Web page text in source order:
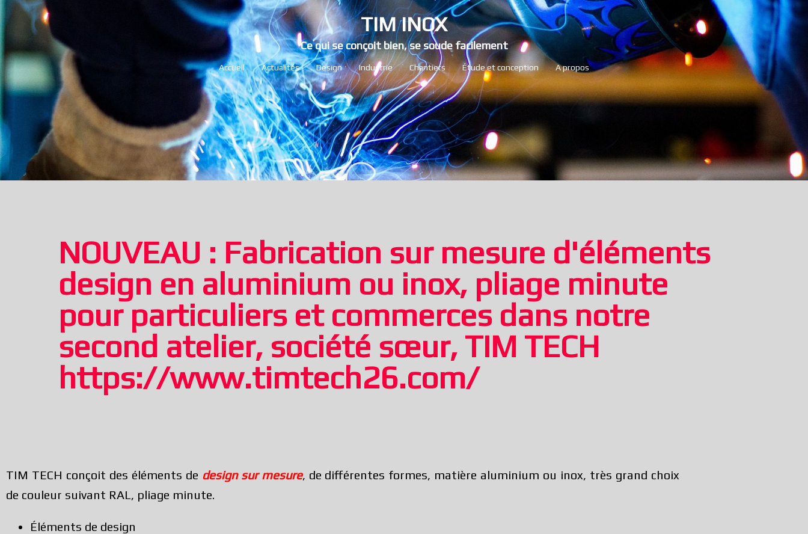
TIM INOX
Ce qui se conçoit bien, se soude facilement
Accueil Actualités Design Industrie Chantiers Étude et conception A propos
NOUVEAU : Fabrication sur mesure d'éléments
design en aluminium ou inox, pliage minute
pour particuliers et commerces dans notre
second atelier, société sœur, TIM TECH
https://www.timtech26.com/
TIM TECH conçoit des éléments de design sur mesure, de différentes formes, matière aluminium ou inox, très grand choix
de couleur suivant RAL, pliage minute.
Éléments de design